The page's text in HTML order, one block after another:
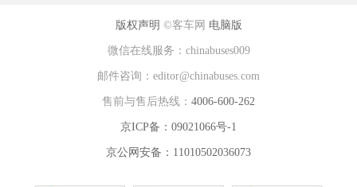
版权声明 ©客车网 电脑版
微信在线服务：chinabuses009
邮件咨询：editor@chinabuses.com
售前与售后热线： 4006-600-262
京ICP备：09021066号-1
京公网安备：11010502036073